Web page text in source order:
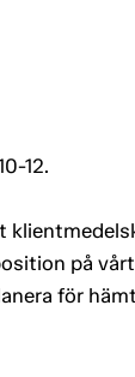
12.
på
för